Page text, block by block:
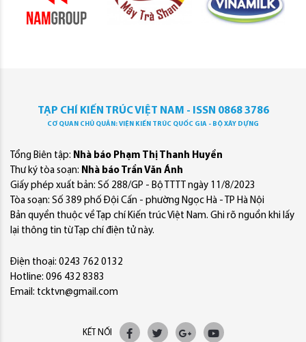
TẠP CHÍ KIẾN TRÚC VIỆT NAM - ISSN 0868 3786
CƠ QUAN CHỦ QUẢN: VIỆN KIẾN TRÚC QUỐC GIA - BỘ XÂY DỰNG
Tổng Biên tập: Nhà báo Phạm Thị Thanh Huyền
Thư ký tòa soạn: Nhà báo Trần Văn Ánh
Giấy phép xuất bản: Số 288/GP - Bộ TTTT ngày 11/8/2023
Tòa soạn: Số 389 phố Đội Cấn - phường Ngọc Hà - TP Hà Nội
Bản quyền thuộc về Tạp chí Kiến trúc Việt Nam. Ghi rõ nguồn khi lấy
lại thông tin từ Tạp chí điện tử này.
Điện thoại: 0243 762 0132
Hotline: 096 432 8383
Email: tcktvn@gmail.com
KẾT NỐI